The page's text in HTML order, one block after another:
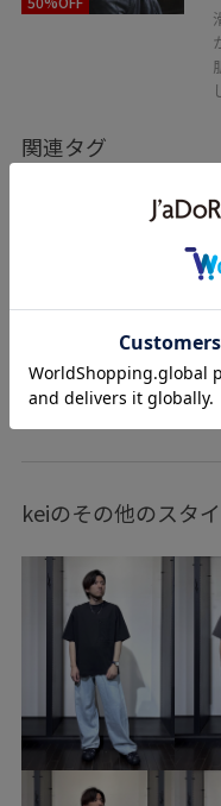
関連タグ
お仕事コー
結
卒園式コーデ 授業参
入園式コーデ セット
keiのその他のスタ